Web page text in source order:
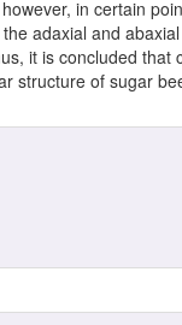
in certain
adaxial and
it is concluded that
structure of sugar